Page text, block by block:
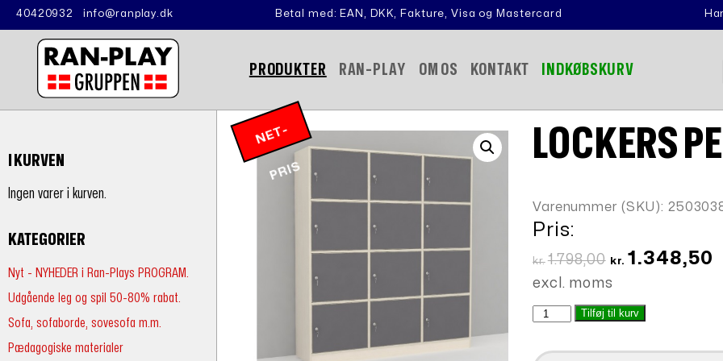
40420932 info@ranplay.dk Betal med: EAN, DKK, Fakture, Visa og Mastercard
PRODUKTER RAN-PLAY OM OS KONTAKT INDKØBSKURV
I KURVEN
Ingen varer i kurven.
KATEGORIER
Nyt - NYHEDER i Ran-Plays PROGRAM.
Udgående leg og spil 50-80% rabat.
Sofa, sofaborde, sovesofa m.m.
Pædagogiske materialer
N
E
T
-
P
RI
S
LOCKERS
Varenummer (SKU):
Pris:
kr. 1.798,00
Den
var:
kr. 1.348,50
excl. moms
LockersTilføj til kurv